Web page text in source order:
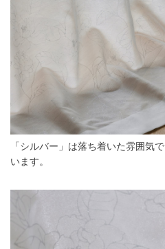
「シルバー」は落ち着いた雰囲気
います。